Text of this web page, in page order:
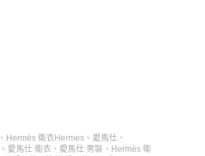
、 Hermès 衛衣 Hermes 、 愛馬仕 、
、 愛馬仕 衛衣 、 愛馬仕 男裝 、 Hermès 衛